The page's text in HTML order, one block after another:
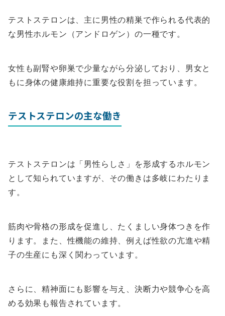
テストステロンは、主に男性の精巣で作られる代表的
な男性ホルモン（アンドロゲン）の一種です。
女性も副腎や卵巣で少量ながら分泌しており、男女と
もに身体の健康維持に重要な役割を担っています。
テストステロンの主な働き
テストステロンは「男性らしさ」を形成するホルモン
として知られていますが、その働きは多岐にわたりま
す。
筋肉や骨格の形成を促進し、たくましい身体つきを作
ります。また、性機能の維持、例えば性欲の亢進や精
子の生産にも深く関わっています。
さらに、精神面にも影響を与え、決断力や競争心を高
める効果も報告されています。